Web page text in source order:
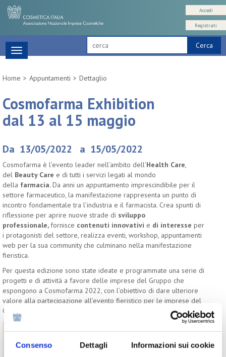
Consenso Dettagli Informazioni sui cookie
Cerca
Accedi
Registrati
Toggle
navigation
Home
Appuntamenti Dettaglio
Cosmofarma Exhibition
dal 13 al 15 maggio
Da 13/05/2022 a 15/05/2022
Cosmofarma è l’evento leader nell’ambito dell’Health Care,
del Beauty Care e di tutti i servizi legati al mondo
della farmacia.Da anni un appuntamento imprescindibile per il
settore farmaceutico, la manifestazione rappresenta un punto di
incontro fondamentale tra l’industria e il farmacista. Crea spunti di
riflessione per aprire nuove strade di sviluppo
professionale,fornisce contenuti innovativi e di interesse per
i protagonisti del settore, realizza eventi, workshop, appuntamenti
web per la sua community che culminano nella manifestazione
fieristica.
Per questa edizione sono state ideate e programmate una serie di
progetti e di attività a favore delle imprese del Gruppo che
espongono a Cosmofarma 2022, con l’obiettivo di dare ulteriore
valore alla partecipazione all’evento fieristico per le imprese del
Gruppo Cosmetici in Farmacia.
Download
Iniziative Gruppo Cosmofarma 2022